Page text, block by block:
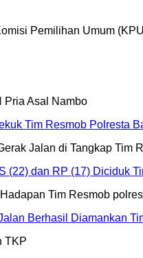
Pemilihan Umum
Tim Resmob Polresta
(22) dan RP (17) Diciduk
Berhasil Diamankan